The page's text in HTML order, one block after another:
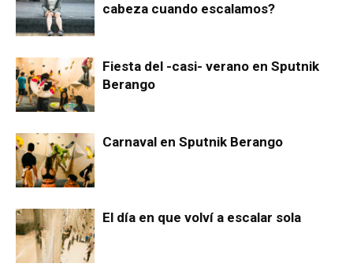
cabeza cuando escalamos?
Fiesta del -casi- verano en Sputnik
Berango
Carnaval en Sputnik Berango
El día en que volví a escalar sola